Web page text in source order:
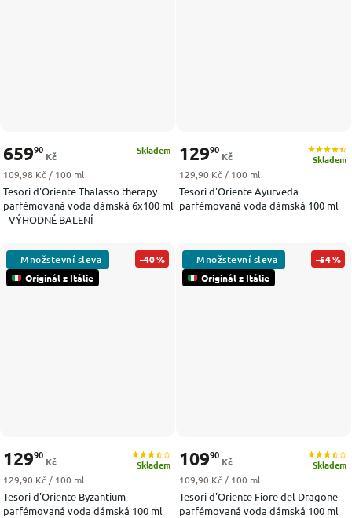
Tesori d'Oriente Thalasso therapy
parfémovaná voda dámská 6x100 ml
- VÝHODNÉ BALENÍ
Skladem
65990
Kč
Měrná cena:
109,98 Kč / 100 ml
Tesori d'Oriente Ayurveda
parfémovaná voda dámská 100 ml
Skladem
12990
Kč
Měrná cena:
129,90 Kč / 100 ml
Originál z Itálie
–40 %
Tesori d'Oriente Byzantium
parfémovaná voda dámská 100 ml
Skladem
12990
Kč
Měrná cena:
129,90 Kč / 100 ml
Originál z Itálie
–54 %
Tesori d'Oriente Fiore del Dragone
parfémovaná voda dámská 100 ml
Skladem
10990
Kč
Měrná cena:
109,90 Kč / 100 ml